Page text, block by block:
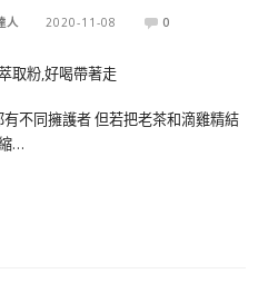
人 2020-11-08 0
不同擁護者 但若把老茶和滴雞精結
…